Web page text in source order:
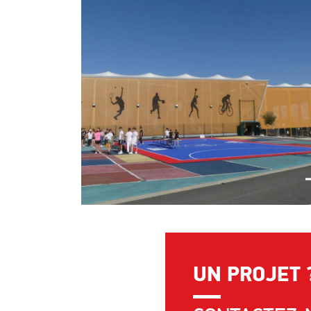
UN PROJET